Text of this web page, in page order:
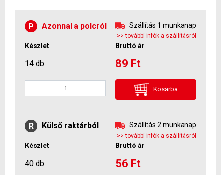
P Azonnal a polcról Szállítás 1 munkanap
>> további infók a szállításról
Készlet Bruttó ár
14 db 89 Ft
Kosárba
R Külső raktárból Szállítás 2 munkanap
>> további infók a szállításról
Készlet Bruttó ár
40 db 56 Ft